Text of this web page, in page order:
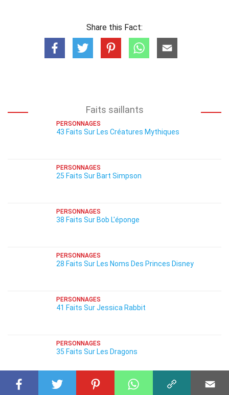
Share this Fact:
Faits saillants
PERSONNAGES
43 Faits Sur Les Créatures Mythiques
PERSONNAGES
25 Faits Sur Bart Simpson
PERSONNAGES
38 Faits Sur Bob L'éponge
PERSONNAGES
28 Faits Sur Les Noms Des Princes Disney
PERSONNAGES
41 Faits Sur Jessica Rabbit
PERSONNAGES
35 Faits Sur Les Dragons